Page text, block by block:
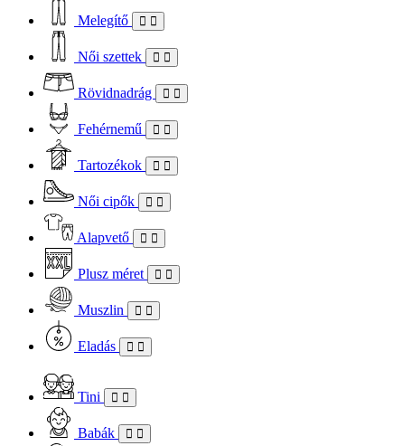
Melegítő
Női szettek
Rövidnadrág
Fehérnemű
Tartozékok
Női cipők
Alapvető
Plusz méret
Muszlin
Eladás
Tini
Babák